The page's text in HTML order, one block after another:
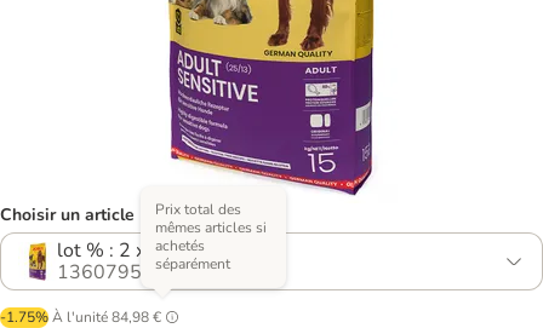
Choisir un article (4 variantes)
lot % : 2 x 15 kg
1360795.2
-1.75%À l'unité84,98 €
Prix total des
mêmes articles si
achetés
séparément